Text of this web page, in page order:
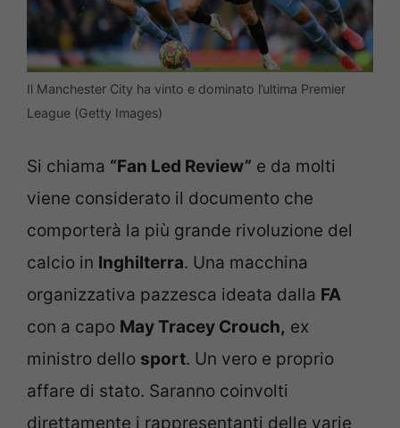
Il Manchester City ha vinto e dominato l’ultima Premier
League (Getty Images)
Si chiama “Fan Led Review” e da molti
viene considerato il documento che
comporterà la più grande rivoluzione del
calcio in Inghilterra. Una macchina
organizzativa pazzesca ideata dalla FA
con a capo May Tracey Crouch, ex
ministro dello sport. Un vero e proprio
affare di stato. Saranno coinvolti
direttamente i rappresentanti delle varie